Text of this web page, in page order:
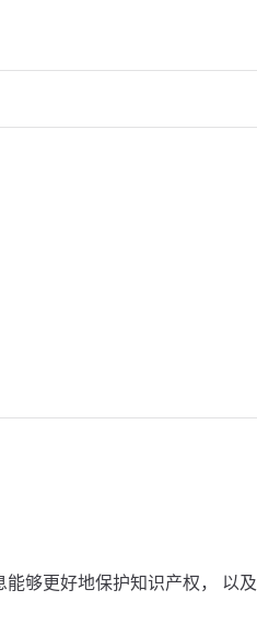
够更好地保护知识产权， 以及